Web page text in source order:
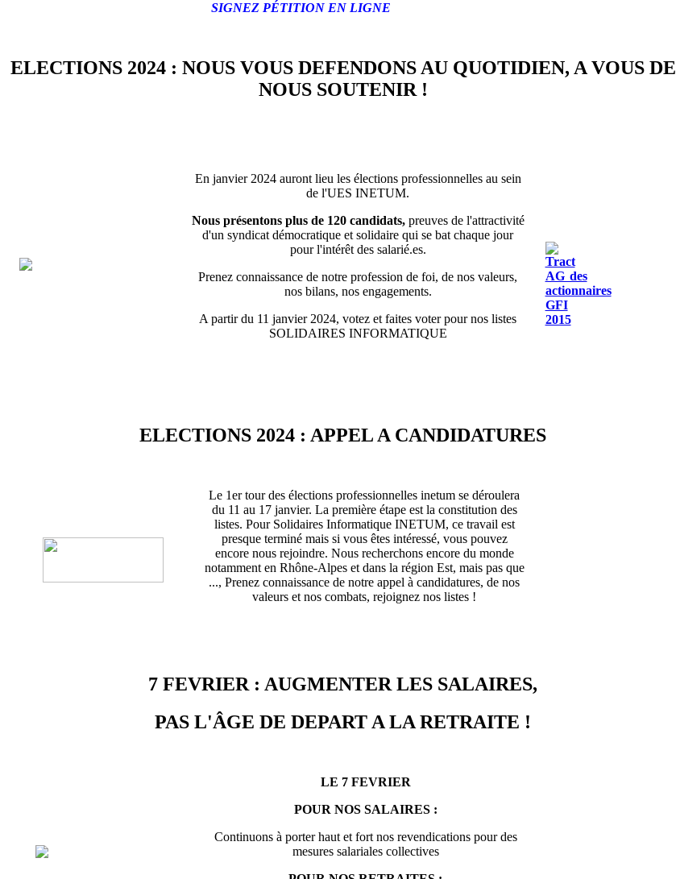
SIGNEZ PÉTITION EN LIGNE
ELECTIONS 2024 : NOUS VOUS DEFENDONS AU QUOTIDIEN, A VOUS DE
NOUS SOUTENIR !
En janvier 2024 auront lieu les élections professionnelles au sein
de l'UES INETUM.
Nous présentons plus de 120 candidats,preuves de l'attractivité
d'un syndicat démocratique et solidaire qui se bat chaque jour
pour l'intérêt des salarié.es.
Prenez connaissance de notre profession de foi, de nos valeurs,
nos bilans, nos engagements.
A partir du 11 janvier 2024, votez et faites voter pour nos listes
SOLIDAIRES INFORMATIQUE
ELECTIONS 2024 : APPEL A CANDIDATURES
Le 1er tour des élections professionnelles inetum se déroulera
du 11 au 17 janvier. La première étape est la constitution des
listes. Pour Solidaires Informatique INETUM, ce travail est
presque terminé mais si vous êtes intéressé, vous pouvez
encore nous rejoindre. Nous recherchons encore du monde
notamment en Rhône-Alpes et dans la région Est, mais pas que
..., Prenez connaissance de notre appel à candidatures, de nos
valeurs et nos combats, rejoignez nos listes !
7 FEVRIER : AUGMENTER LES SALAIRES,
PAS L'ÂGE DE DEPART A LA RETRAITE !
LE 7 FEVRIER
POUR NOS SALAIRES :
Continuons à porter haut et fort nos revendications pour des
mesures salariales collectives